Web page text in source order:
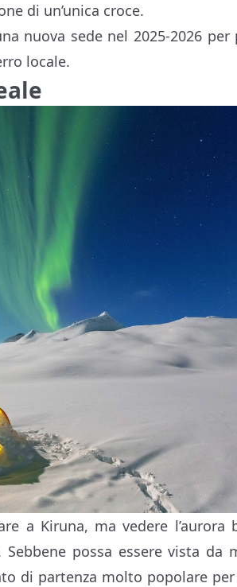
di un’unica croce.
nuova sede nel 2025-2026
locale.
a Kiruna, ma vedere l’aurora
possa essere vista da
di partenza molto popolare